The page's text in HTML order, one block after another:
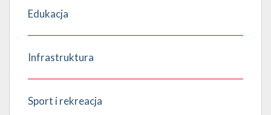
Edukacja
Infrastruktura
Sport i rekreacja